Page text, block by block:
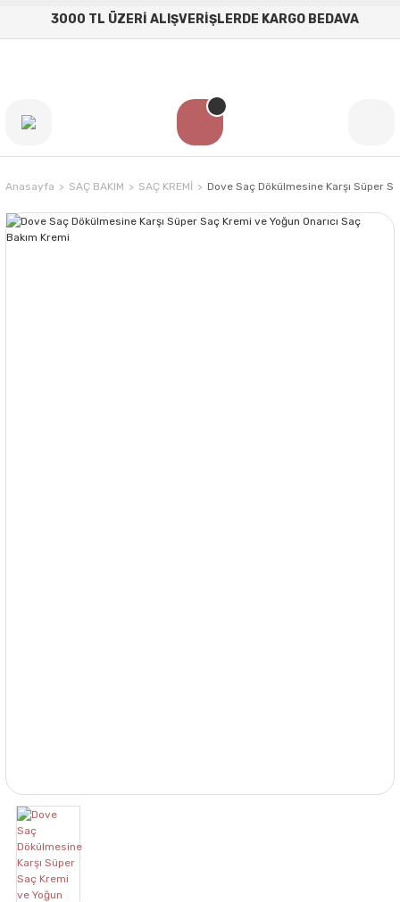
3000 TL ÜZERİ ALIŞVERİŞLERDE KARGO BEDAVA
Anasayfa SAÇ BAKIM SAÇ KREMİ Dove Saç Dökülmesine Karşı Süper